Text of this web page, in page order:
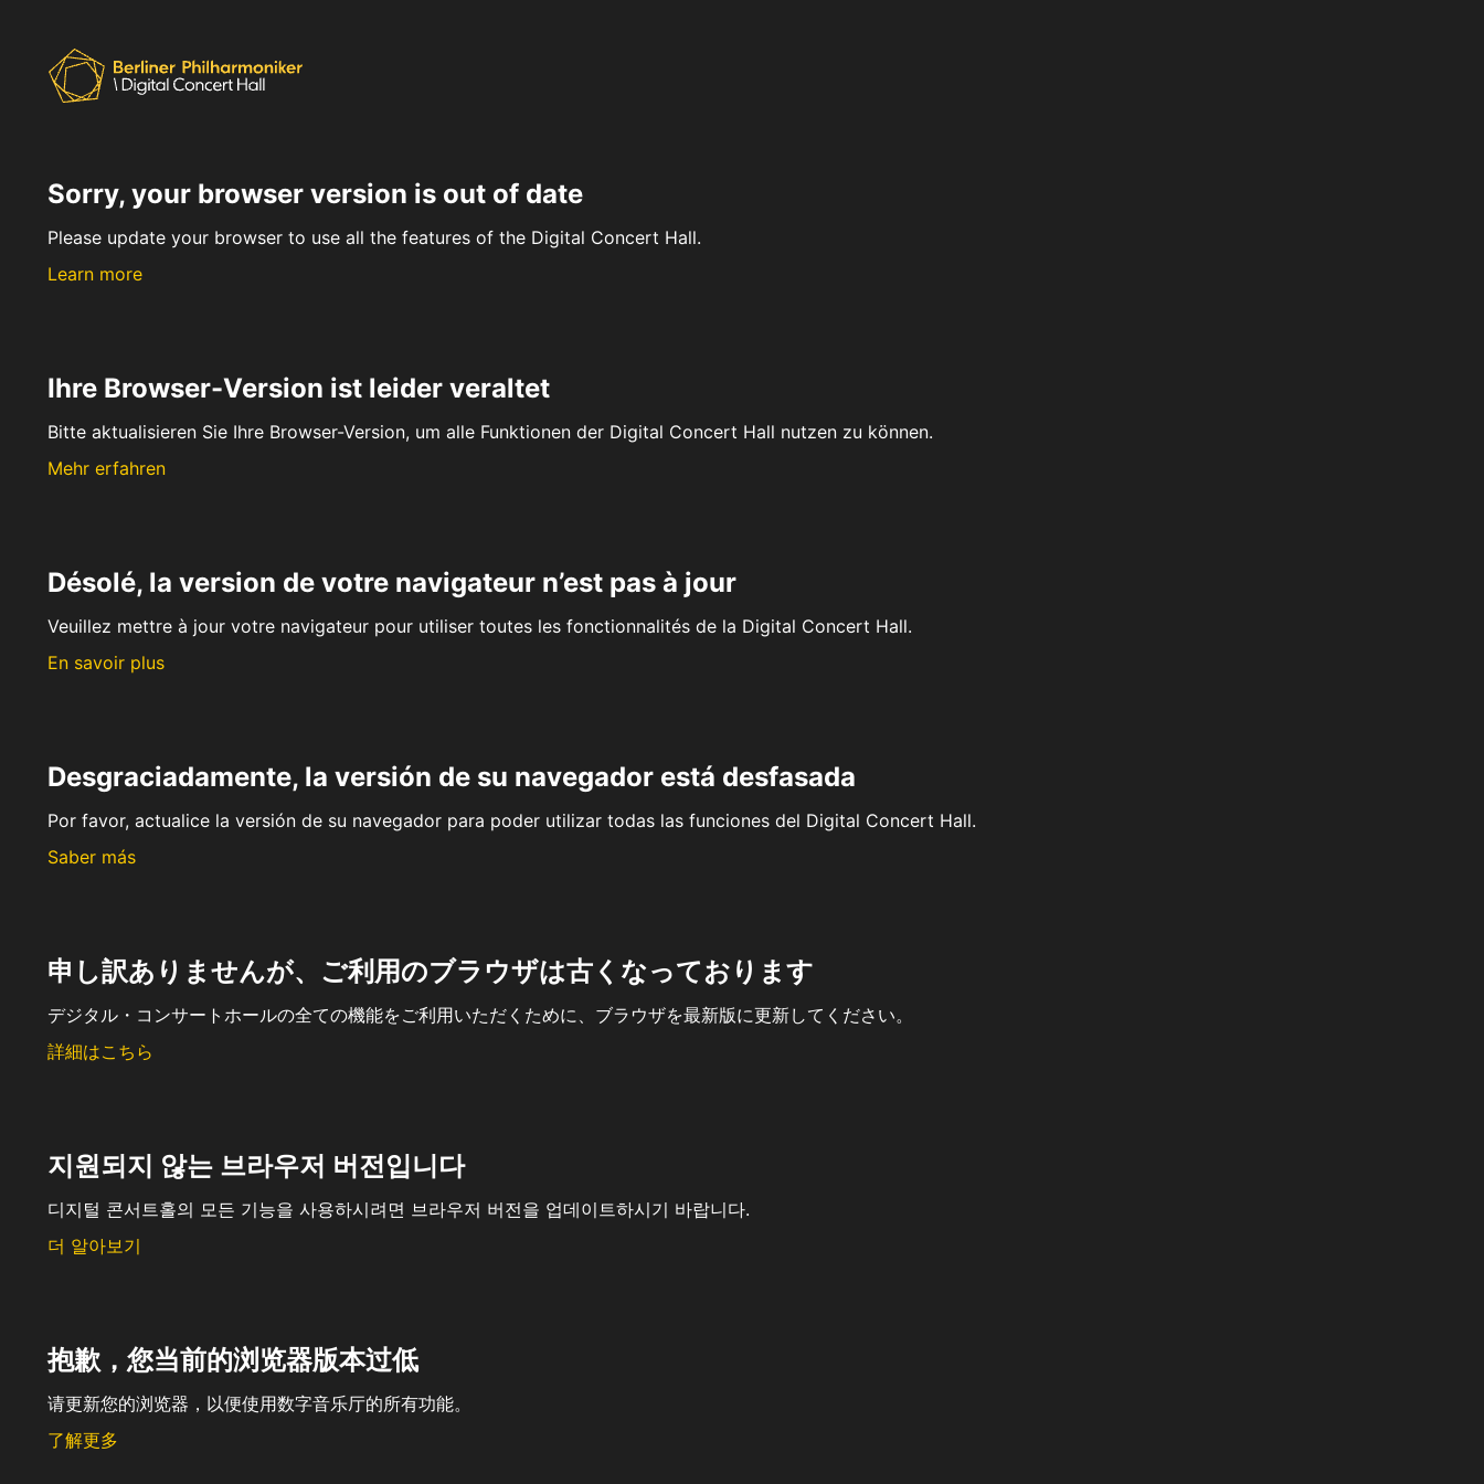
Sorry, your browser version is out of date
Please update your browser to use all the features of the Digital Concert Hall.
Learn more
Ihre Browser-Version ist leider veraltet
Bitte aktualisieren Sie Ihre Browser-Version, um alle Funktionen der Digital Concert Hall nutzen zu können.
Mehr erfahren
Désolé, la version de votre navigateur n’est pas à jour
Veuillez mettre à jour votre navigateur pour utiliser toutes les fonctionnalités de la Digital Concert Hall.
En savoir plus
Desgraciadamente, la versión de su navegador está desfasada
Por favor, actualice la versión de su navegador para poder utilizar todas las funciones del Digital Concert Hall.
Saber más
申し訳ありませんが、ご利用のブラウザは古くなっております
デジタル・コンサートホールの全ての機能をご利用いただくために、ブラウザを最新版に更新してください。
詳細はこちら
지원되지 않는 브라우저 버전입니다
디지털 콘서트홀의 모든 기능을 사용하시려면 브라우저 버전을 업데이트하시기 바랍니다.
더 알아보기
抱歉，您当前的浏览器版本过低
请更新您的浏览器，以便使用数字音乐厅的所有功能。
了解更多